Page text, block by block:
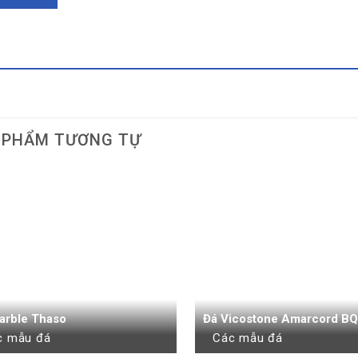
TƯƠNG TỰ
mẫu đá
Thaso
Các mẫu đá
Đá Vicostone Amarcord